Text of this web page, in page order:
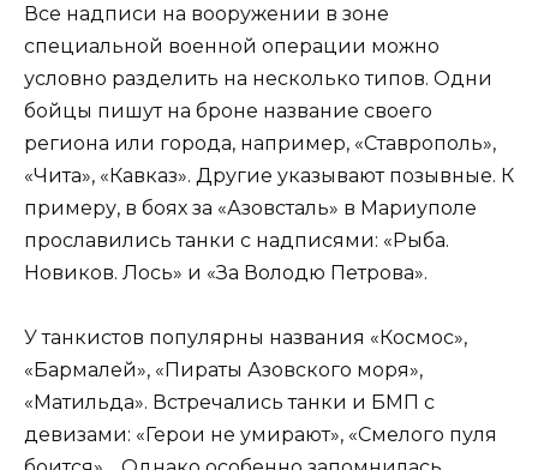
Все надписи на вооружении в зоне
специальной военной операции можно
условно разделить на несколько типов. Одни
бойцы пишут на броне название своего
региона или города, например, «Ставрополь»,
«Чита», «Кавказ». Другие указывают позывные. К
примеру, в боях за «Азовсталь» в Мариуполе
прославились танки с надписями: «Рыба.
Новиков. Лось» и «За Володю Петрова».
У танкистов популярны названия «Космос»,
«Бармалей», «Пираты Азовского моря»,
«Матильда». Встречались танки и БМП с
девизами: «Герои не умирают», «Смелого пуля